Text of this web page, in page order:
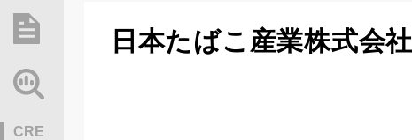
総研レポート・分析
CRE
日本たばこ産業株式会社